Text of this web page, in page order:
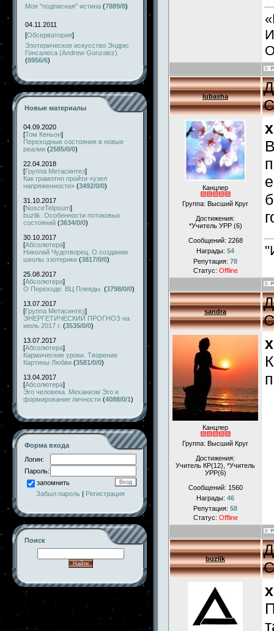
Моя "подписная" истина (7889/8)
04.11.2011
[Обсерватория]
Эзотерическое искусство Эндрю
Гонсалеса (Andrew Gonzalez)
(8956/6)
Новые материалы
04.09.2020
[Том Кеньон]
Переходные состояния в новые
реалии (2585/0/0)
22.04.2018
[Группа Метасинтез]
Как грамотно пройти «узел
напряженности» (3492/0/0)
31.10.2017
[NosceTeIpsum]
buzlik. Особенности потоковых
состояний (3634/0/0)
30.10.2017
[Абсолютера]
Николай Чудотворец. О создании
школы эзотерики (3817/0/0)
25.08.2017
[Абсолютера]
О Переходе. ВЦ Плеяды. (3798/0/0)
13.07.2017
[Группа Метасинтез]
ЭНЕРГЕТИЧЕСКИЙ ПРОГНОЗ на
июль 2017 г. (3535/0/0)
13.07.2017
[Абсолютера]
Кармические уроки. Творение
Картины Любви (3581/0/0)
13.04.2017
[Абсолютера]
Эго человека. Механизм Эго и
формирование личности (4088/0/1)
Форма входа
Логин:
Пароль:
запомнить
Забыл пароль | Регистрация
Поиск
lubasha
Канцлер
Группа: Высший Круг
Достижения:
*Учитель УРР (6)
Сообщений: 2268
Награды: 54
Репутация: 78
Статус: Offline
sandra
Канцлер
Группа: Высший Круг
Достижения:
Учитель КР(12), *Учитель
УРР(6)
Сообщений: 1560
Награды: 46
Репутация: 58
Статус: Offline
buzlik